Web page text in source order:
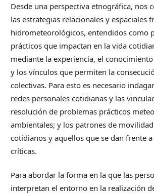
Desde una perspectiva etnográfica, nos
las estrategias relacionales y espaciales
hidrometeorológicos, entendidos como
prácticos que impactan en la vida
mediante la experiencia, el
y los vínculos que permiten la
colectivas. Para esto es necesario
redes personales cotidianas y las
resolución de problemas prácticos
ambientales; y los patrones de
cotidianos y aquellos que se dan frente
críticas.
Para abordar la forma en la que las
interpretan el entorno en la realización